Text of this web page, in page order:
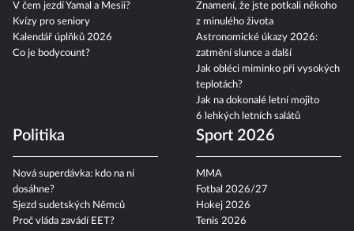
V čem jezdí Yamal a Mesii?
Kvízy pro seniory
Kalendář úplňků 2026
Co je bodycount?
Znamení, že jste potkali někoho
z minulého života
Astronomické úkazy 2026:
zatmění slunce a další
Jak obléci miminko při vysokých
teplotách?
Jak na dokonalé letní mojito
6 lehkých letních salátů
Politika
Nová superdávka: kdo na ní
dosáhne?
Sjezd sudetských Němců
Proč vláda zavádí EET?
Sport 2026
MMA
Fotbal 2026/27
Hokej 2026
Tenis 2026